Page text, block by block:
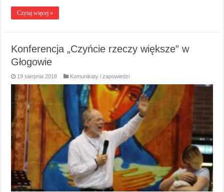
Czytaj więcej »
Konferencja „Czyńcie rzeczy większe” w
Głogowie
19 sierpnia 2018 Komunikaty i zapowiedzi